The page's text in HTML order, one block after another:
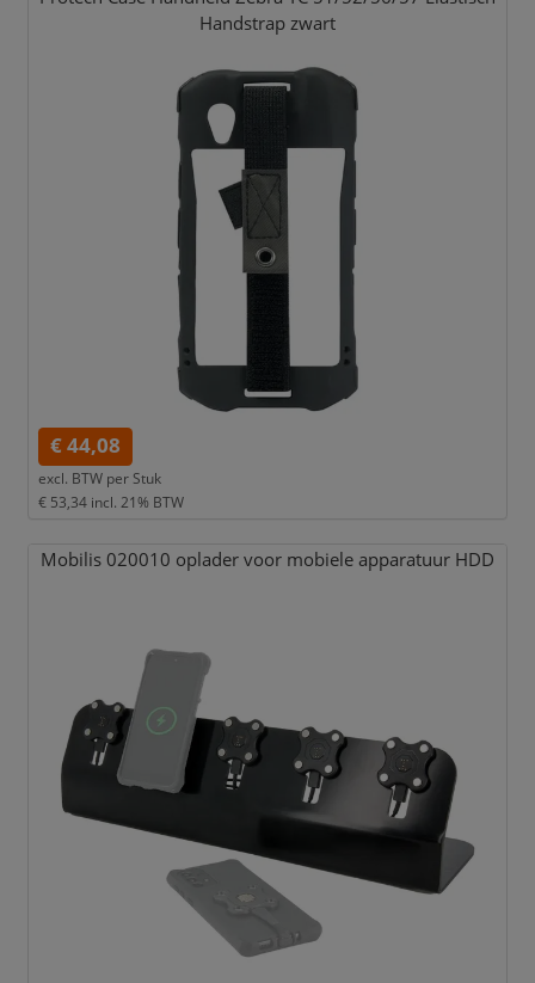
Handstrap zwart
€ 44,08
excl. BTW per Stuk
€ 53,34 incl. 21% BTW
Mobilis 020010 oplader voor mobiele apparatuur HDD